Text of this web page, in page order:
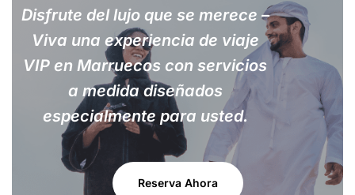
Disfrute del lujo que se merece –
Viva una experiencia de viaje
VIP en Marruecos con servicios
a medida diseñados
especialmente para usted.
Reserva Ahora